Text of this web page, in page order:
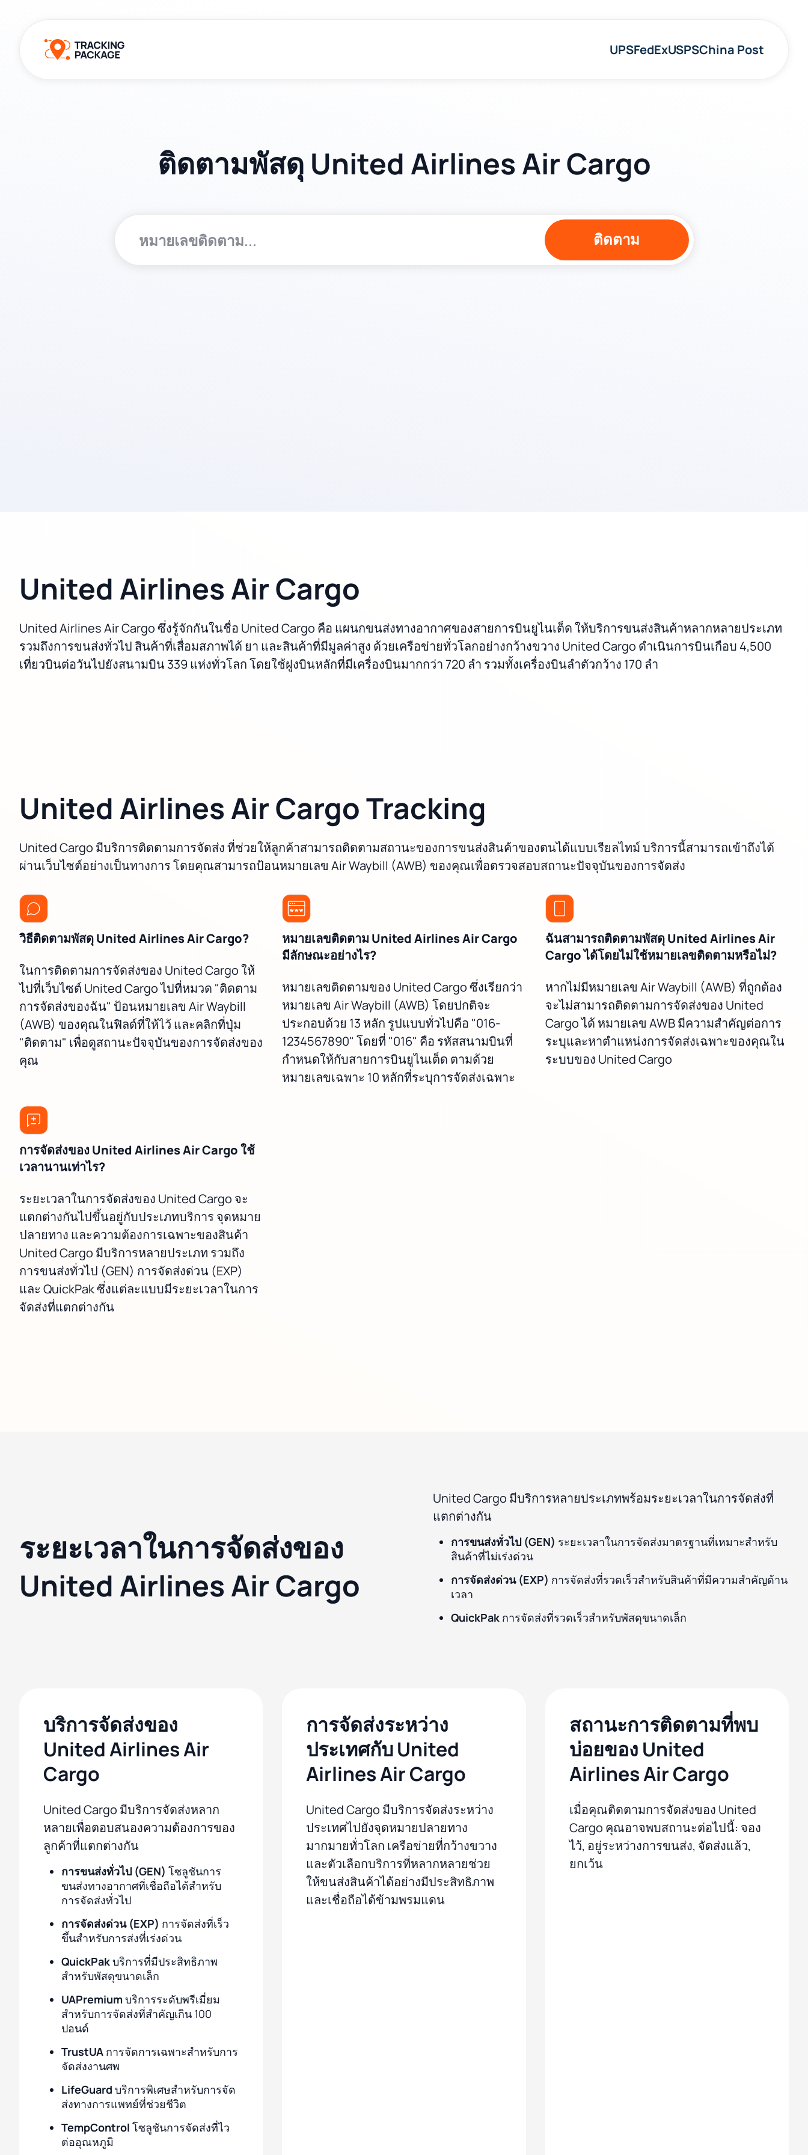
UPSFedExUSPSChina Post
ติดตามพัสดุ United Airlines Air Cargo
ติดตาม
United Airlines Air Cargo
United Airlines Air Cargo ซึ่งรู้จักกันในชื่อ United Cargo คือ แผนกขนส่งทางอากาศของสายการบินยูไนเต็ด ให้บริการขนส่งสินค้าหลากหลายประเภท
รวมถึงการขนส่งทั่วไป สินค้าที่เสื่อมสภาพได้ ยา และสินค้าที่มีมูลค่าสูง ด้วยเครือข่ายทั่วโลกอย่างกว้างขวาง United Cargo ดำเนินการบินเกือบ 4,500
เที่ยวบินต่อวันไปยังสนามบิน 339 แห่งทั่วโลก โดยใช้ฝูงบินหลักที่มีเครื่องบินมากกว่า 720 ลำ รวมทั้งเครื่องบินลำตัวกว้าง 170 ลำ
United Airlines Air Cargo Tracking
United Cargo มีบริการติดตามการจัดส่ง ที่ช่วยให้ลูกค้าสามารถติดตามสถานะของการขนส่งสินค้าของตนได้แบบเรียลไทม์ บริการนี้สามารถเข้าถึงได้
ผ่านเว็บไซต์อย่างเป็นทางการ โดยคุณสามารถป้อนหมายเลข Air Waybill (AWB) ของคุณเพื่อตรวจสอบสถานะปัจจุบันของการจัดส่ง
วิธีติดตามพัสดุ United Airlines Air Cargo?
ในการติดตามการจัดส่งของ United Cargo ให้
ไปที่เว็บไซต์ United Cargo ไปที่หมวด "ติดตาม
การจัดส่งของฉัน" ป้อนหมายเลข Air Waybill
(AWB) ของคุณในฟิลด์ที่ให้ไว้ และคลิกที่ปุ่ม
"ติดตาม" เพื่อดูสถานะปัจจุบันของการจัดส่งของ
คุณ
หมายเลขติดตาม United Airlines Air Cargo
มีลักษณะอย่างไร?
หมายเลขติดตามของ United Cargo ซึ่งเรียกว่า
หมายเลข Air Waybill (AWB) โดยปกติจะ
ประกอบด้วย 13 หลัก รูปแบบทั่วไปคือ "016-
1234567890" โดยที่ "016" คือ รหัสสนามบินที่
กำหนดให้กับสายการบินยูไนเต็ด ตามด้วย
หมายเลขเฉพาะ 10 หลักที่ระบุการจัดส่งเฉพาะ
ฉันสามารถติดตามพัสดุ United Airlines Air
Cargo ได้โดยไม่ใช้หมายเลขติดตามหรือไม่?
หากไม่มีหมายเลข Air Waybill (AWB) ที่ถูกต้อง
จะไม่สามารถติดตามการจัดส่งของ United
Cargo ได้ หมายเลข AWB มีความสำคัญต่อการ
ระบุและหาตำแหน่งการจัดส่งเฉพาะของคุณใน
ระบบของ United Cargo
การจัดส่งของ United Airlines Air Cargo ใช้
เวลานานเท่าไร?
ระยะเวลาในการจัดส่งของ United Cargo จะ
แตกต่างกันไปขึ้นอยู่กับประเภทบริการ จุดหมาย
ปลายทาง และความต้องการเฉพาะของสินค้า
United Cargo มีบริการหลายประเภท รวมถึง
การขนส่งทั่วไป (GEN) การจัดส่งด่วน (EXP)
และ QuickPak ซึ่งแต่ละแบบมีระยะเวลาในการ
จัดส่งที่แตกต่างกัน
ระยะเวลาในการจัดส่งของ
United Airlines Air Cargo
United Cargo มีบริการหลายประเภทพร้อมระยะเวลาในการจัดส่งที่
แตกต่างกัน
การขนส่งทั่วไป (GEN) ระยะเวลาในการจัดส่งมาตรฐานที่เหมาะสำหรับ
สินค้าที่ไม่เร่งด่วน
การจัดส่งด่วน (EXP) การจัดส่งที่รวดเร็วสำหรับสินค้าที่มีความสำคัญด้าน
เวลา
QuickPak การจัดส่งที่รวดเร็วสำหรับพัสดุขนาดเล็ก
บริการจัดส่งของ
United Airlines Air
Cargo
United Cargo มีบริการจัดส่งหลาก
หลายเพื่อตอบสนองความต้องการของ
ลูกค้าที่แตกต่างกัน
การขนส่งทั่วไป (GEN) โซลูชันการ
ขนส่งทางอากาศที่เชื่อถือได้สำหรับ
การจัดส่งทั่วไป
การจัดส่งด่วน (EXP) การจัดส่งที่เร็ว
ขึ้นสำหรับการส่งที่เร่งด่วน
QuickPakบริการที่มีประสิทธิภาพ
สำหรับพัสดุขนาดเล็ก
UAPremiumบริการระดับพรีเมี่ยม
สำหรับการจัดส่งที่สำคัญเกิน 100
ปอนด์
TrustUA การจัดการเฉพาะสำหรับการ
จัดส่งงานศพ
LifeGuard บริการพิเศษสำหรับการจัด
ส่งทางการแพทย์ที่ช่วยชีวิต
TempControl โซลูชันการจัดส่งที่ไว
ต่ออุณหภูมิ
การจัดส่งระหว่าง
ประเทศกับ United
Airlines Air Cargo
United Cargo มีบริการจัดส่งระหว่าง
ประเทศไปยังจุดหมายปลายทาง
มากมายทั่วโลก เครือข่ายที่กว้างขวาง
และตัวเลือกบริการที่หลากหลายช่วย
ให้ขนส่งสินค้าได้อย่างมีประสิทธิภาพ
และเชื่อถือได้ข้ามพรมแดน
สถานะการติดตามที่พบ
บ่อยของ United
Airlines Air Cargo
เมื่อคุณติดตามการจัดส่งของ United
Cargo คุณอาจพบสถานะต่อไปนี้: จอง
ไว้, อยู่ระหว่างการขนส่ง, จัดส่งแล้ว,
ยกเว้น